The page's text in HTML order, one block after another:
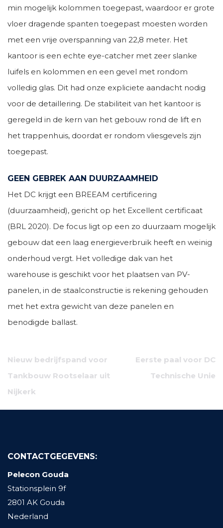
min mogelijk kolommen toegepast, waardoor er grote
vloer dragende spanten toegepast moesten worden
met een vrije overspanning van 22,8 meter. Het
kantoor is een echte eye-catcher met zeer slanke
luifels en kolommen en een gevel met rondom
volledig glas. Dit had onze expliciete aandacht nodig
voor de detaillering. De stabiliteit van het kantoor is
geregeld in de kern van het gebouw rond de lift en
het trappenhuis, doordat er rondom vliesgevels zijn
toegepast.
GEEN GEBREK AAN DUURZAAMHEID
Het DC krijgt een BREEAM certificering
(duurzaamheid), gericht op het Excellent certificaat
(BRL 2020). De focus ligt op een zo duurzaam mogelijk
gebouw dat een laag energieverbruik heeft en weinig
onderhoud vergt. Het volledige dak van het
warehouse is geschikt voor het plaatsen van PV-
panelen, in de staalconstructie is rekening gehouden
met het extra gewicht van deze panelen en
benodigde ballast.
navigatie
Nieuw bedrijfspand voor
Tankbouw Rootselaar uit
Nijkerk
Eerste paal voor DC
Technische Unie
CONTACTGEGEVENS:
Pelecon Gouda
Stationsplein 9f
2801 AK Gouda
Nederland